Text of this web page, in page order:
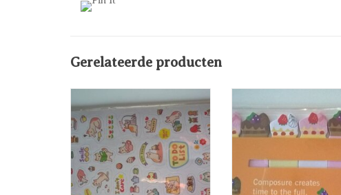
Gerelateerde producten
TOEVOEGEN AAN
WINKELWAGEN
TOEVOEGEN AAN
WINKELWAGEN